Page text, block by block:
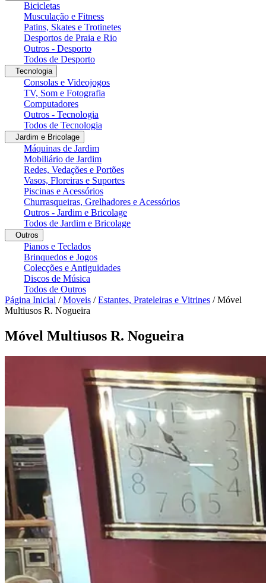
Bicicletas
Musculação e Fitness
Patins, Skates e Trotinetes
Desportos de Praia e Rio
Outros - Desporto
Todos de Desporto
Tecnologia
Consolas e Videojogos
TV, Som e Fotografia
Computadores
Outros - Tecnologia
Todos de Tecnologia
Jardim e Bricolage
Máquinas de Jardim
Mobiliário de Jardim
Redes, Vedações e Portões
Vasos, Floreiras e Suportes
Piscinas e Acessórios
Churrasqueiras, Grelhadores e Acessórios
Outros - Jardim e Bricolage
Todos de Jardim e Bricolage
Outros
Pianos e Teclados
Brinquedos e Jogos
Colecções e Antiguidades
Discos de Música
Todos de Outros
Página Inicial /Moveis /Estantes, Prateleiras e Vitrines /Móvel
Multiusos R. Nogueira
Móvel Multiusos R. Nogueira